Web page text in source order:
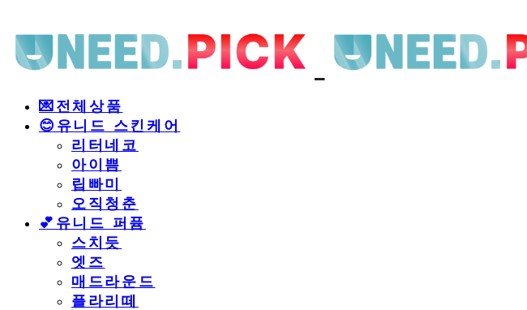
💌전체상품
😊유니드 스킨케어
리터네코
아이쁨
립빠미
오직청춘
💕유니드 퍼퓸
스치듯
엣즈
매드라운드
플라리떼